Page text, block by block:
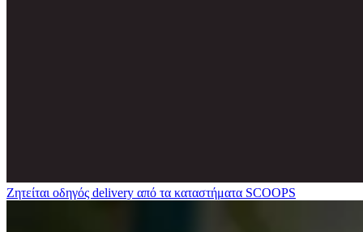
Ζητείται οδηγός delivery από τα καταστήματα SCOOPS